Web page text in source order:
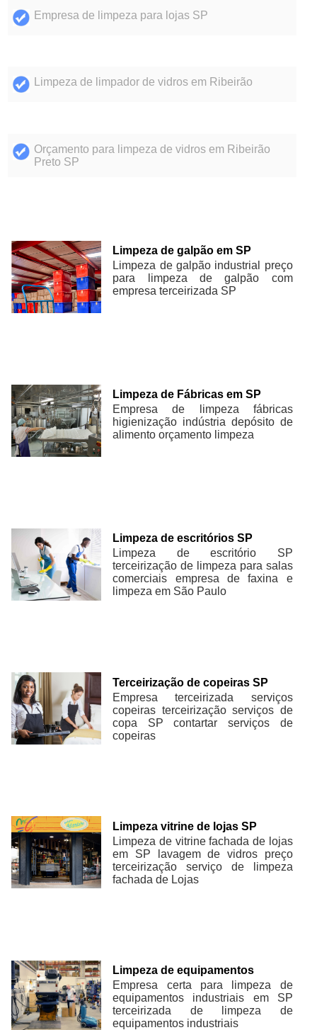
Empresa de limpeza para lojas SP
Limpeza de limpador de vidros em Ribeirão
Orçamento para limpeza de vidros em Ribeirão
Preto SP
Limpeza de galpão em SP
Limpeza de galpão industrial preço
para limpeza de galpão com
empresa terceirizada SP
Limpeza de Fábricas em SP
Empresa de limpeza fábricas
higienização indústria depósito de
alimento orçamento limpeza
Limpeza de escritórios SP
Limpeza de escritório SP
terceirização de limpeza para salas
comerciais empresa de faxina e
limpeza em São Paulo
Terceirização de copeiras SP
Empresa terceirizada serviços
copeiras terceirização serviços de
copa SP contartar serviços de
copeiras
Limpeza vitrine de lojas SP
Limpeza de vitrine fachada de lojas
em SP lavagem de vidros preço
terceirização serviço de limpeza
fachada de Lojas
Limpeza de equipamentos
Empresa certa para limpeza de
equipamentos industriais em SP
terceirizada de limpeza de
equipamentos industriais